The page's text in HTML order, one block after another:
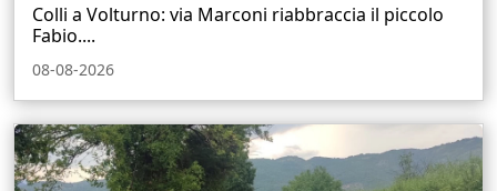
Colli a Volturno: via Marconi riabbraccia il piccolo
Fabio....
08-08-2026